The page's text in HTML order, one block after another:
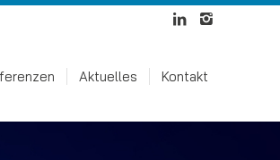
Aktuelles Kontakt